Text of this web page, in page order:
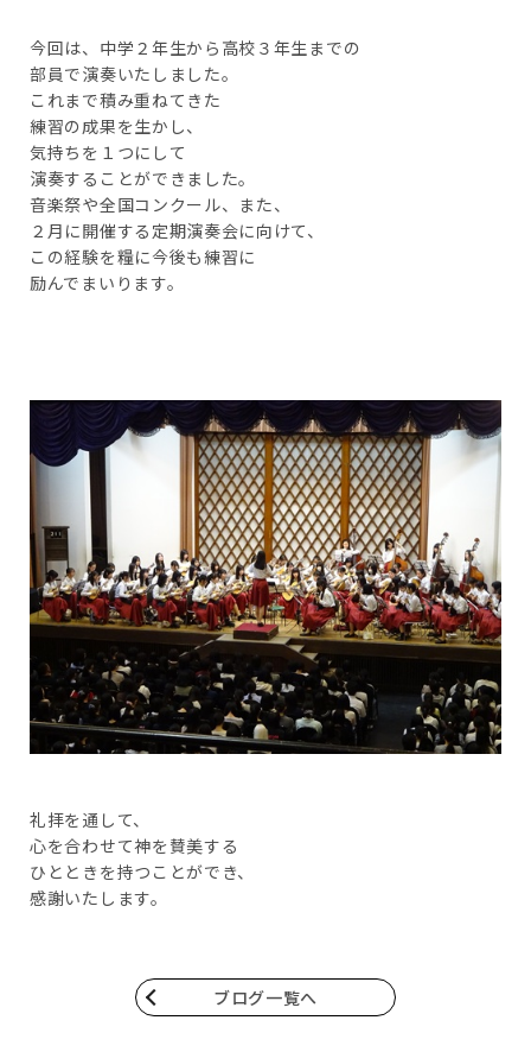
今回は、中学２年生から高校３年生までの
部員で演奏いたしました。
これまで積み重ねてきた
練習の成果を生かし、
気持ちを１つにして
演奏することができました。
音楽祭や全国コンクール、また、
２月に開催する定期演奏会に向けて、
この経験を糧に今後も練習に
励んでまいります。
礼拝を通して、
心を合わせて神を賛美する
ひとときを持つことができ、
感謝いたします。
ブログ一覧へ